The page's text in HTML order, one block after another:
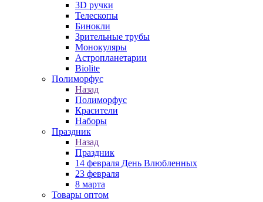
3D ручки
Телескопы
Бинокли
Зрительные трубы
Монокуляры
Астропланетарии
Biolite
Полиморфус
Назад
Полиморфус
Красители
Наборы
Праздник
Назад
Праздник
14 февраля День Влюбленных
23 февраля
8 марта
Товары оптом